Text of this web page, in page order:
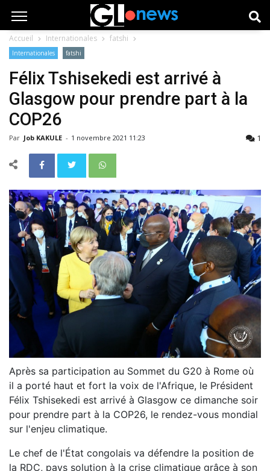
Accueil Internationales fatshi
Internationales fatshi
Félix Tshisekedi est arrivé à
Glasgow pour prendre part à la
COP26
Par Job KAKULE - 1 novembre 2021 11:23 1
Après sa participation au Sommet du G20 à Rome où
il a porté haut et fort la voix de l'Afrique, le Président
Félix Tshisekedi est arrivé à Glasgow ce dimanche soir
pour prendre part à la COP26, le rendez-vous mondial
sur l'enjeu climatique.
Le chef de l'État congolais va défendre la position de
la RDC, pays solution à la crise climatique grâce à son